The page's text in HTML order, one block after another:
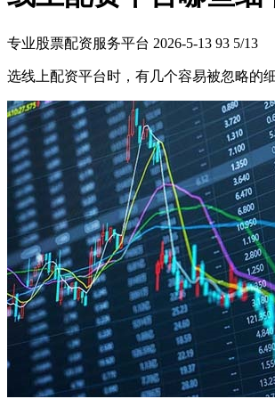
专业股票配资服务平台 2026-5-13 93 5/13
选线上配资平台时，有几个容易被忽略的